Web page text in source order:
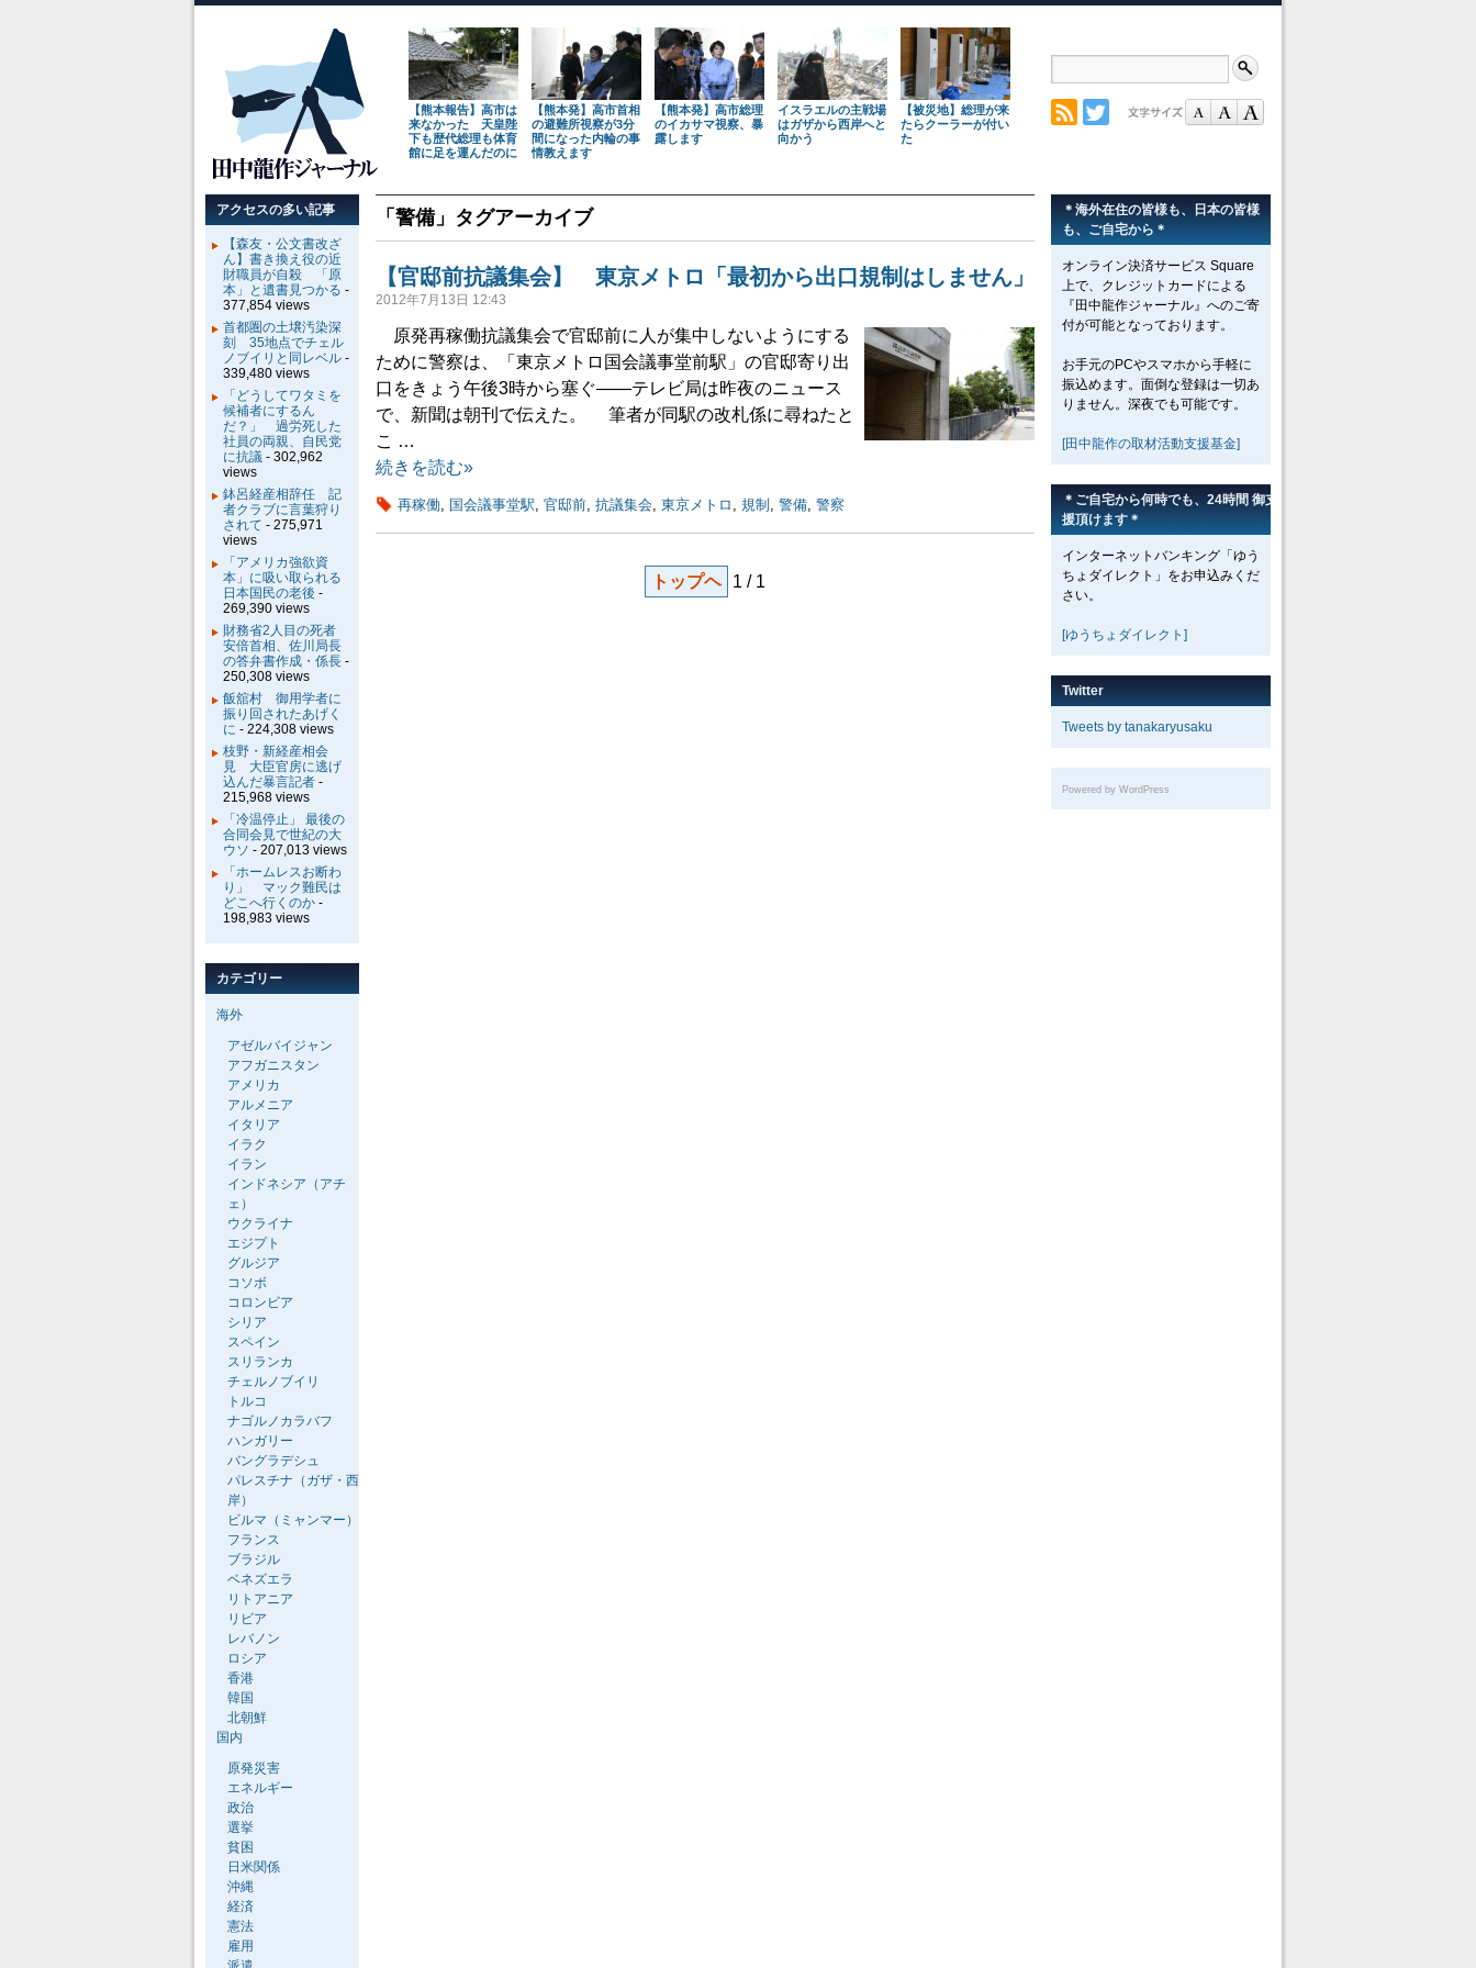
【熊本報告】高市は
来なかった 天皇陛
下も歴代総理も体育
館に足を運んだのに
【熊本発】高市首相
の避難所視察が3分
間になった内輪の事
情教えます
【熊本発】高市総理
のイカサマ視察、暴
露します
イスラエルの主戦場
はガザから西岸へと
向かう
【被災地】総理が来
たらクーラーが付い
た
「 警備 」タグアーカイブ
【官邸前抗議集会】 東京メトロ「最初から出口規制はしません」
2012年7月13日 12:43
原発再稼働抗議集会で官邸前に人が集中しないようにする
ために警察は、「東京メトロ国会議事堂前駅」の官邸寄り出
口をきょう午後3時から塞ぐ――テレビ局は昨夜のニュース
で、新聞は朝刊で伝えた。 筆者が同駅の改札係に尋ねたと
こ …
続きを読む»
再稼働, 国会議事堂駅, 官邸前, 抗議集会, 東京メトロ , 規制 , 警備, 警察
トップヘ 1 / 1
＊海外在住の皆様も、日本の皆様
も、ご自宅から＊
オンライン決済サービス Square
上で、クレジットカードによる
『田中龍作ジャーナル』へのご寄
付が可能となっております。
お手元のPCやスマホから手軽に
振込めます。面倒な登録は一切あ
りません。深夜でも可能です。
[田中龍作の取材活動支援基金]
＊ご自宅から何時でも、24時間 御支
援頂けます＊
インターネットバンキング「ゆう
ちょダイレクト」をお申込みくだ
さい。
[ゆうちょダイレクト]
Twitter
Tweets by tanakaryusaku
Powered by WordPress
アクセスの多い記事
【森友・公文書改ざ
ん】書き換え役の近
財職員が自殺 「原
本」と遺書見つかる -
377,854 views
首都圏の土壌汚染深
刻 35地点でチェル
ノブイリと同レベル -
339,480 views
「どうしてワタミを
候補者にするん
だ？」 過労死した
社員の両親、自民党
に抗議 - 302,962
views
鉢呂経産相辞任 記
者クラブに言葉狩り
されて - 275,971
views
「アメリカ強欲資
本」に吸い取られる
日本国民の老後 -
269,390 views
財務省2人目の死者
安倍首相、佐川局長
の答弁書作成・係長 -
250,308 views
飯舘村 御用学者に
振り回されたあげく
に - 224,308 views
枝野・新経産相会
見 大臣官房に逃げ
込んだ暴言記者 -
215,968 views
「冷温停止」 最後の
合同会見で世紀の大
ウソ - 207,013 views
「ホームレスお断わ
り」 マック難民は
どこへ行くのか -
198,983 views
カテゴリー
海外
アゼルバイジャン
アフガニスタン
アメリカ
アルメニア
イタリア
イラク
イラン
インドネシア（アチ
ェ）
ウクライナ
エジプト
グルジア
コソボ
コロンビア
シリア
スペイン
スリランカ
チェルノブイリ
トルコ
ナゴルノカラバフ
ハンガリー
バングラデシュ
パレスチナ（ガザ・西
岸）
ビルマ（ミャンマー）
フランス
ブラジル
ベネズエラ
リトアニア
リビア
レバノン
ロシア
香港
韓国
北朝鮮
国内
原発災害
エネルギー
政治
選挙
貧困
日米関係
沖縄
経済
憲法
雇用